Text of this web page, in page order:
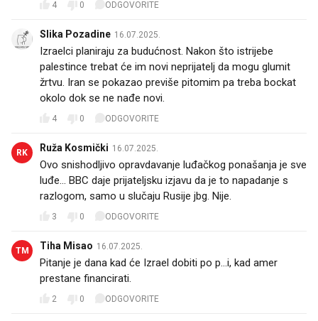
4 0 ODGOVORITE
Slika Pozadine 16.07.2025.
Izraelci planiraju za budućnost. Nakon što istrijebe
palestince trebat će im novi neprijatelj da mogu glumit
žrtvu. Iran se pokazao previše pitomim pa treba bockat
okolo dok se ne nađe novi.
4 0 ODGOVORITE
RK Ruža Kosmički 16.07.2025.
Ovo snishodljivo opravdavanje luđačkog ponašanja je sve
luđe... BBC daje prijateljsku izjavu da je to napadanje s
razlogom, samo u slučaju Rusije jbg. Nije.
3 0 ODGOVORITE
TM Tiha Misao 16.07.2025.
Pitanje je dana kad će Izrael dobiti po p...i, kad amer
prestane financirati.
2 0 ODGOVORITE